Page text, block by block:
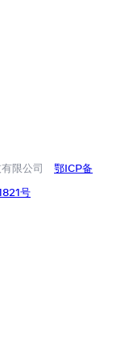
限公司
鄂ICP备
号